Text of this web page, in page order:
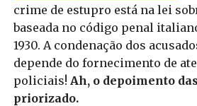
crime de estupro está na lei
baseada no código penal
1930. A condenação dos
depende do fornecimento de
policiais! Ah, o depoimento
priorizado.